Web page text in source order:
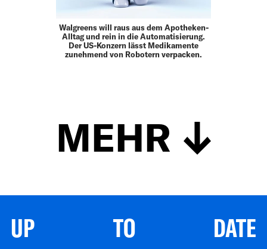
Walgreens will raus aus dem Apotheken-
Alltag und rein in die Automatisierung.
Der US-Konzern lässt Medikamente
zunehmend von Robotern verpacken.
MEHR
UP TO DATE